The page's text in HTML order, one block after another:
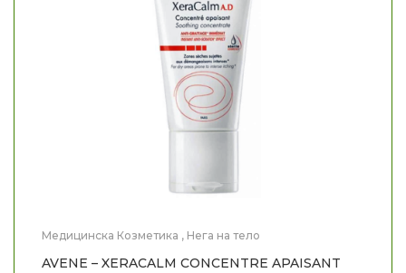
Медицинска Козметика , Нега на тело
AVENE – XERACALM CONCENTRE APAISANT